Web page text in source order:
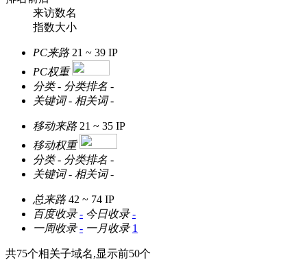
来访数名
指数大小
PC来路 21 ~ 39 IP
PC权重
分类 - 分类排名 -
关键词 - 相关词 -
移动来路 21 ~ 35 IP
移动权重
分类 - 分类排名 -
关键词 - 相关词 -
总来路 42 ~ 74 IP
百度收录 - 今日收录 -
一周收录 - 一月收录 1
共75个相关子域名,显示前50个